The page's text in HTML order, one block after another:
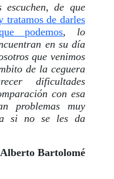
de que
tratamos de darles
podemos, lo
en su día
que venimos
de la ceguera
dificultades
con esa
problemas muy
si no se les da
Alberto Bartolomé